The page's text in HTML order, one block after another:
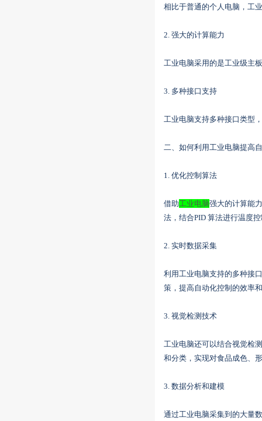
相比于普通的个人电脑，工
2. 强大的计算能力
工业电脑采用的是工业级主
3. 多种接口支持
工业电脑支持多种接口类型
二、如何利用工业电脑提高
1. 优化控制算法
借助工业电脑强大的计算能
法，结合PID 算法进行温度
2. 实时数据采集
利用工业电脑支持的多种接
策，提高自动化控制的效率
3. 视觉检测技术
工业电脑还可以结合视觉检
和分类，实现对食品成色、
3. 数据分析和建模
通过工业电脑采集到的大量